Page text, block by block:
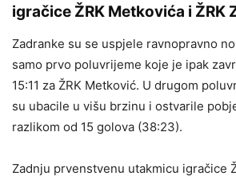
igračice ŽRK Metkovića i ŽRK
Zadranke su se uspjele ravnopravno
samo prvo poluvrijeme koje je ipak
15:11 za ŽRK Metković. U drugom
su ubacile u višu brzinu i ostvarile
razlikom od 15 golova (38:23).
Zadnju prvenstvenu utakmicu igračice